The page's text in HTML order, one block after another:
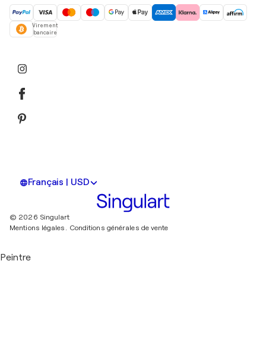
Virement
bancaire
Français | USD
© 2026 Singulart
Mentions légales. Conditions générales de vente
Peintre